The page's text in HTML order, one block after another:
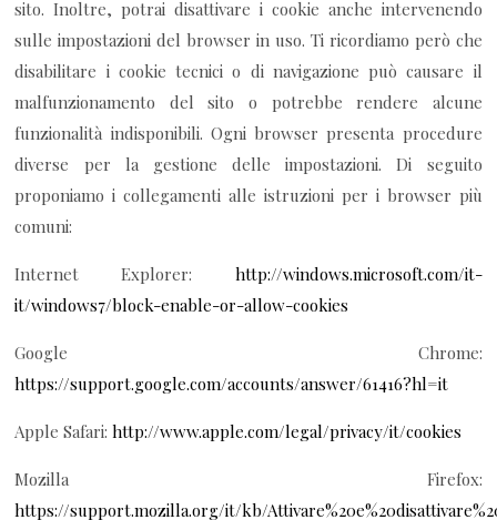
sito. Inoltre, potrai disattivare i cookie anche intervenendo
sulle impostazioni del browser in uso. Ti ricordiamo però che
disabilitare i cookie tecnici o di navigazione può causare il
malfunzionamento del sito o potrebbe rendere alcune
funzionalità indisponibili. Ogni browser presenta procedure
diverse per la gestione delle impostazioni. Di seguito
proponiamo i collegamenti alle istruzioni per i browser più
comuni:
Internet Explorer: http://windows.microsoft.com/it-
it/windows7/block-enable-or-allow-cookies
Google Chrome:
https://support.google.com/accounts/answer/61416?hl=it
Apple Safari:http://www.apple.com/legal/privacy/it/cookies
Mozilla Firefox:
https://support.mozilla.org/it/kb/